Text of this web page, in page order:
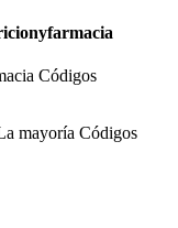
Códigos
mayoría Códigos